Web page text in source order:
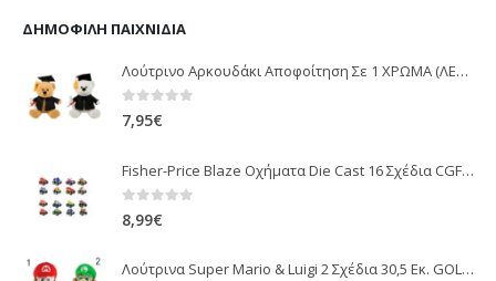
ΔΗΜΟΦΙΛΉ ΠΑΙΧΝΊΔΙΑ
Λούτρινο Αρκουδάκι Αποφοίτηση Σε 1 ΧΡΩΜΑ (ΛΕΥΚΟ)25Εκ 1850
0out of 5
7,95€
Fisher-Price Blaze Οχήματα Die Cast 16 Σχέδια CGF20
0 out of 5
8,99€
Λούτρινα Super Mario & Luigi 2 Σχέδια 30,5 Εκ. GOL13769